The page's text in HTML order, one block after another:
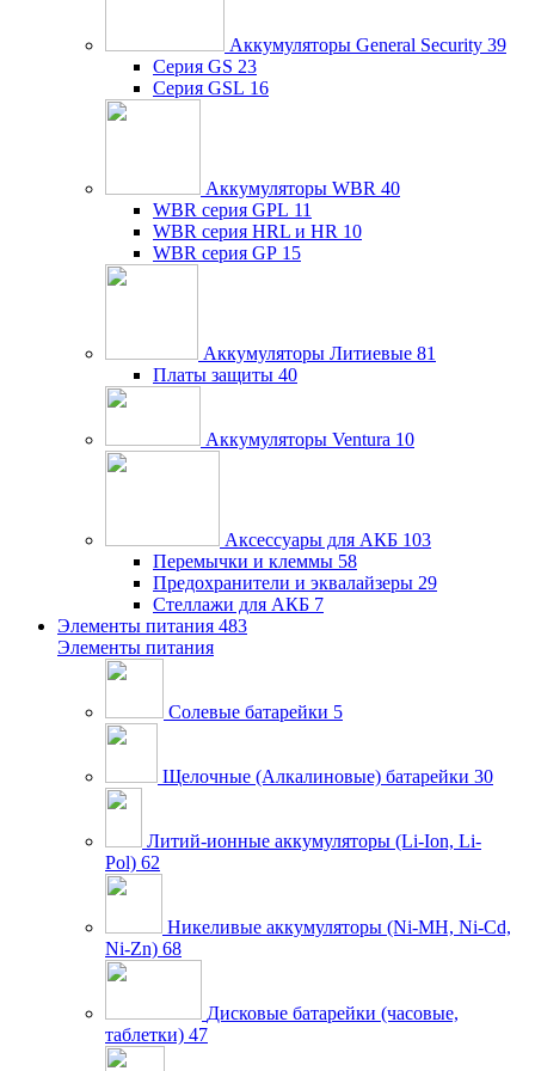
Аккумуляторы General Security 39
Серия GS 23
Серия GSL 16
Аккумуляторы WBR 40
WBR серия GPL 11
WBR серия HRL и HR 10
WBR серия GP 15
Аккумуляторы Литиевые 81
Платы защиты 40
Аккумуляторы Ventura 10
Аксессуары для АКБ 103
Перемычки и клеммы 58
Предохранители и эквалайзеры 29
Стеллажи для АКБ 7
Элементы питания 483
Элементы питания
Солевые батарейки 5
Щелочные (Алкалиновые) батарейки 30
Литий-ионные аккумуляторы (Li-Ion, Li-
Pol) 62
Никеливые аккумуляторы (Ni-MH, Ni-Cd,
Ni-Zn) 68
Дисковые батарейки (часовые,
таблетки) 47